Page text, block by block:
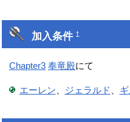
加入条件†
Chapter3 奉竜殿にて
エーレン ジェラルド